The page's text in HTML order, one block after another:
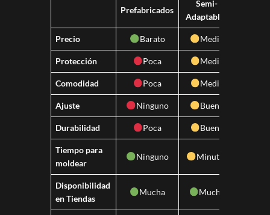
Prefabricados
Semi-
Adaptables
Precio Barato Medio
Protección Poca Media
Comodidad Poca Media
Ajuste Ninguno Bueno
Durabilidad Poca Buena
Tiempo para
moldear
Ninguno Minutos
Disponibilidad
en Tiendas
Mucha Mucha